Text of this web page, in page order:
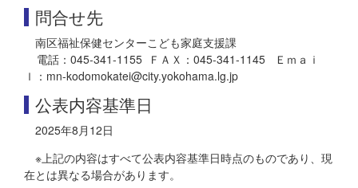
問合せ先
南区福祉保健センターこども家庭支援課
電話：045-341-1155 ＦＡＸ：045-341-1145 Ｅｍａｉ
ｌ：mn-kodomokatei@city.yokohama.lg.jp
公表内容基準日
2025年8月12日
※上記の内容はすべて公表内容基準日時点のものであり、現
在とは異なる場合があります。